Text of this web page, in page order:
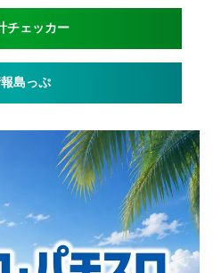
チェッカー
島っぷ